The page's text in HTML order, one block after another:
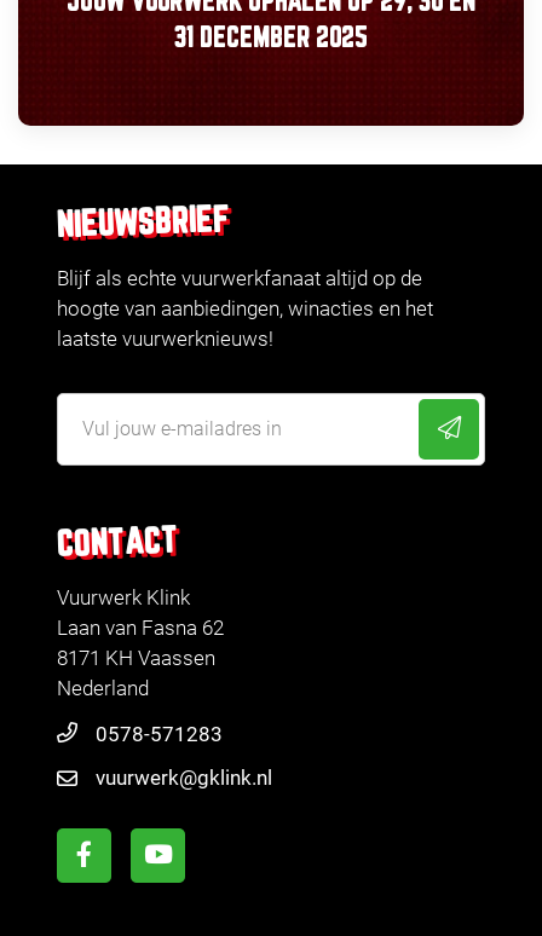
31 DECEMBER 2025
CONTACT
Vuurwerk Klink
Laan van Fasna 62
8171 KH Vaassen
Nederland
0578-571283
vuurwerk@gklink.nl
NIEUWSBRIEF
Blijf als echte vuurwerkfanaat altijd op de
hoogte van aanbiedingen, winacties en het
laatste vuurwerknieuws!